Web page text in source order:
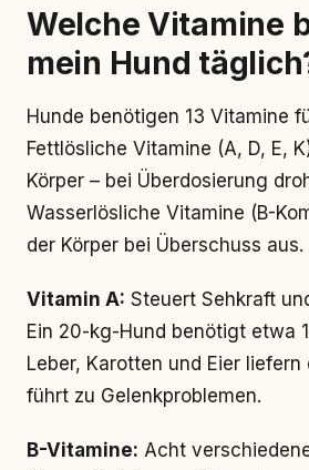
Welche Vitamine
mein Hund
Hunde benötigen 13 Vitamine
Fettlösliche Vitamine (A, D, E,
Körper – bei Überdosierung
Wasserlösliche Vitamine (B-
der Körper bei Überschuss aus.
Vitamin A: Steuert Sehkraft
Ein 20-kg-Hund benötigt etwa
Leber, Karotten und Eier liefern
führt zu Gelenkproblemen.
B-Vitamine: Acht